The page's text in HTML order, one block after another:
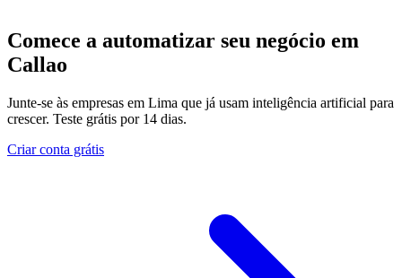
Comece a automatizar seu negócio em
Callao
Junte-se às empresas em Lima que já usam inteligência artificial para
crescer. Teste grátis por 14 dias.
Criar conta grátis